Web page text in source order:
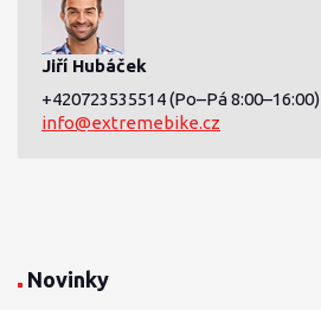
Jiří Hubáček
+420723535514(Po–Pá 8:00–16:00)
info@extremebike.cz
Novinky